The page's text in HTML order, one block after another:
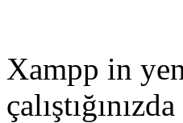
Xampp in
çalıştığınızda